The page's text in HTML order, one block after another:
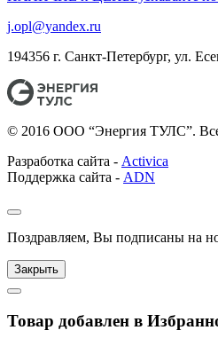
j.opl@yandex.ru
194356 г. Санкт-Петербург, ул.
© 2016 ООО “Энергия ТУЛС”.
Разработка сайта - Activica
Поддержка сайта - ADN
Поздравляем, Вы подписаны на
Закрыть
Товар добавлен в